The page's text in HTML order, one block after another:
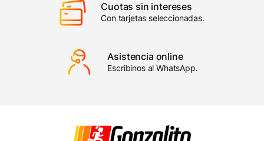
amanecer. Aquí te
descubrimos.
Cuotas sin intereses
Con tarjetas seleccionadas.
Asistencia online
Escribinos al WhatsApp.